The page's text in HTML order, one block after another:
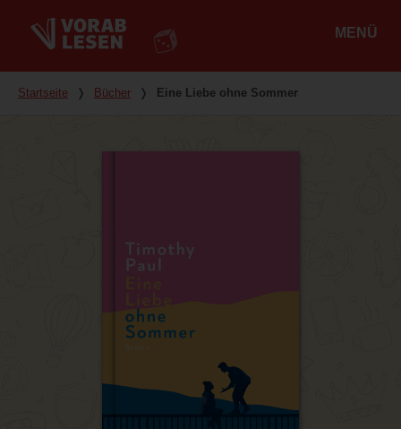
MENÜ
Du bist hier
Startseite ❭ Bücher ❭ Eine Liebe ohne Sommer